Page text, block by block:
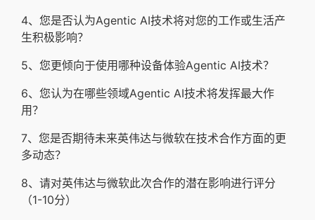
4、您是否认为Agentic AI技术将对您的工作或生活产
生积极影响？
5、您更倾向于使用哪种设备体验Agentic AI技术？
6、您认为在哪些领域Agentic AI技术将发挥最大作
用？
7、您是否期待未来英伟达与微软在技术合作方面的更
多动态？
8、请对英伟达与微软此次合作的潜在影响进行评分
（1-10分）